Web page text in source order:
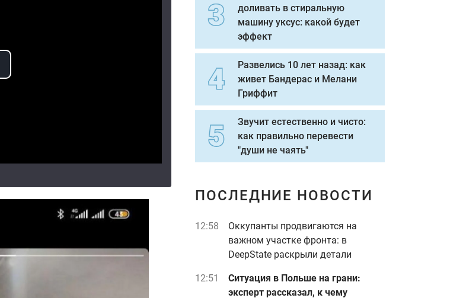
доливать в стиральную
машину уксус: какой будет
эффект
Развелись 10 лет назад: как
живет Бандерас и Мелани
Гриффит
Звучит естественно и чисто:
как правильно перевести
"души не чаять"
ПОСЛЕДНИЕ НОВОСТИ
12:58
Оккупанты продвигаются на
важном участке фронта: в
DeepState раскрыли детали
12:51
Ситуация в Польше на грани:
эксперт рассказал, к чему